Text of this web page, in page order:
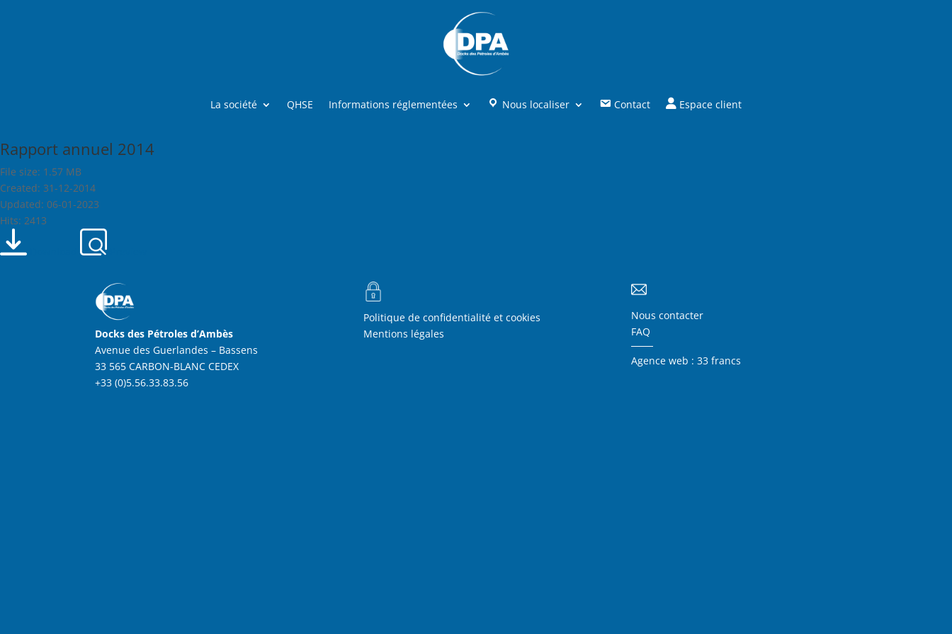
La société QHSE Informations réglementées Nous localiser Contact Espace client
Rapport annuel 2014
File size: 1.57 MB
Created: 31-12-2014
Updated: 06-01-2023
Hits: 2413
Docks des Pétroles d’Ambès
Avenue des Guerlandes – Bassens
33 565 CARBON-BLANC CEDEX
+33 (0)5.56.33.83.56
Politique de confidentialité et cookies
Mentions légales
Nous contacter
FAQ
Agence web : 33 francs